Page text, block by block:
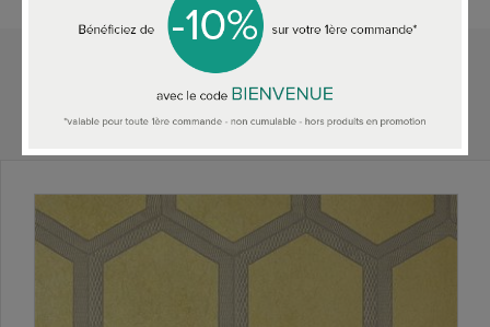
TOUS LES PAPIERS PEINTS
Designers Guild papier peint Zardozi Alchemilla